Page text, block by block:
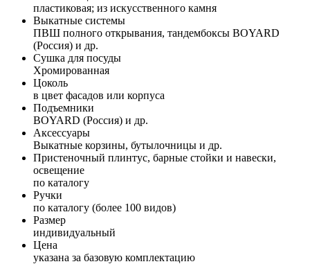
пластиковая; из искусственного камня
Выкатные системы
ПВШ полного открывания, тандембоксы BOYARD
(Россия) и др.
Сушка для посуды
Хромированная
Цоколь
в цвет фасадов или корпуса
Подъемники
BOYARD (Россия) и др.
Аксессуары
Выкатные корзины, бутылочницы и др.
Пристеночный плинтус, барные стойки и навески,
освещение
по каталогу
Ручки
по каталогу (более 100 видов)
Размер
индивидуальный
Цена
указана за базовую комплектацию